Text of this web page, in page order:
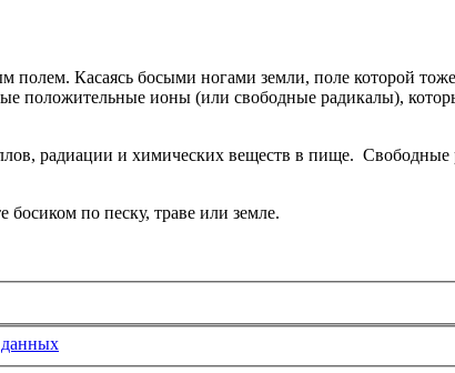
полем. Касаясь босыми ногами земли, поле которой
положительные ионы (или свободные радикалы),
радиации и химических веществ в пище. Свободные
по песку, траве или земле.
данных